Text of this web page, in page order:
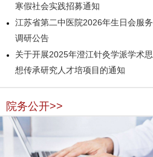
寒假社会实践招募通知
江苏省第二中医院2026年生日会服务
调研公告
关于开展2025年澄江针灸学派学术思
想传承研究人才培项目的通知
院务公开>>